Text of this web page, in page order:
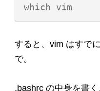
すると、vim はすで
で。
.bashrc の中身を書く